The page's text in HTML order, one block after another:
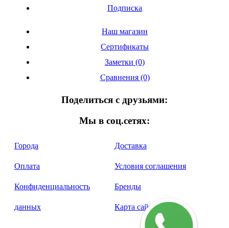
Подписка
Наш магазин
Сертификаты
Заметки (0)
Сравнения (0)
Поделиться с друзьями:
Мы в соц.сетях:
Города Доставка
Оплата Условия соглашения
Конфиденциальность
данных
Бренды
Карта сайта